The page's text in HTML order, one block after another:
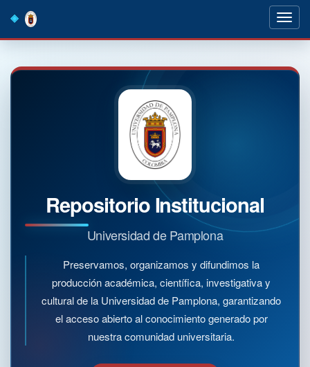
navigation
Repositorio Institucional
Universidad de Pamplona
Preservamos, organizamos y difundimos la
producción académica, científica, investigativa y
cultural de la Universidad de Pamplona, garantizando
el acceso abierto al conocimiento generado por
nuestra comunidad universitaria.